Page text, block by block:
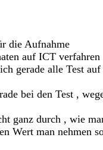
die Aufnahme
auf ICT verfahren
gerade alle Test
bei den Test ,
ganz durch , wie
Wert man nehmen